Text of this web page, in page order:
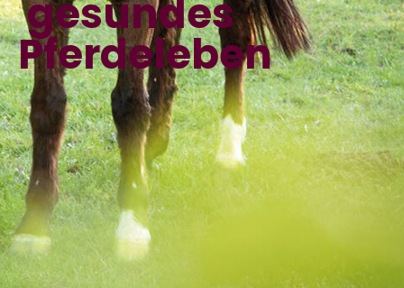
gesundes
Pferdeleben